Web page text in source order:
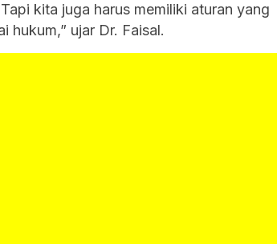
kita juga harus memiliki aturan yang
hukum,” ujar Dr. Faisal.